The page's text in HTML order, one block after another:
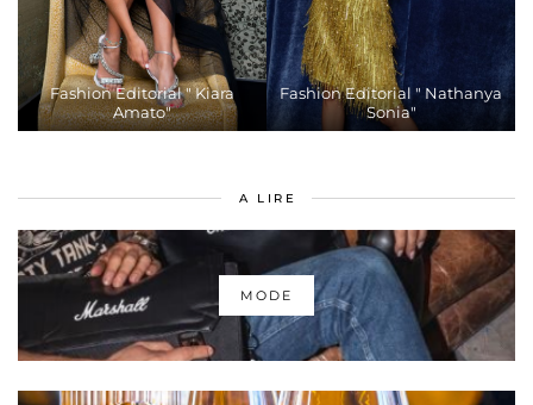
Fashion Editorial " Kiara
Amato"
Fashion Editorial " Nathanya
Sonia"
A LIRE
MODE